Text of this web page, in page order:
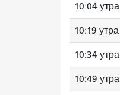
10:04 утра
10:19 утра
10:34 утра
10:49 утра